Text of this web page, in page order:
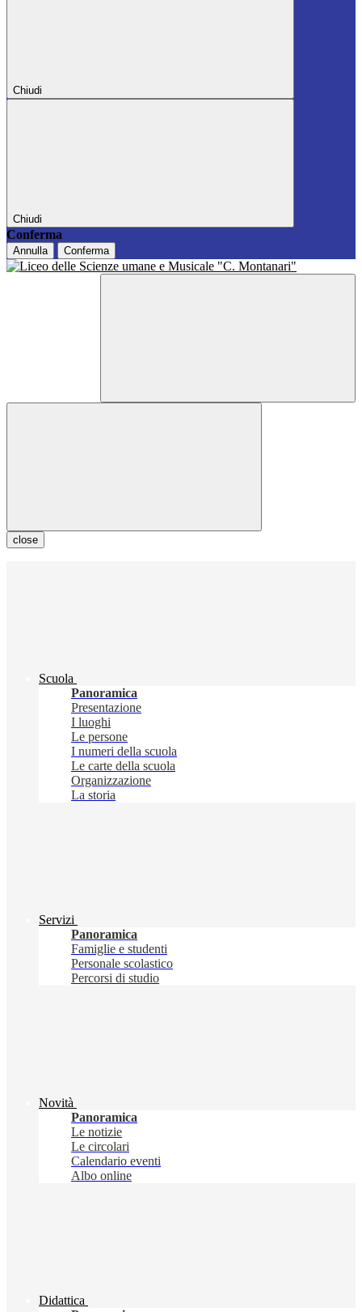
Chiudi
Chiudi
Conferma
Annulla Conferma
close
Scuola
Panoramica
Presentazione
I luoghi
Le persone
I numeri della scuola
Le carte della scuola
Organizzazione
La storia
Servizi
Panoramica
Famiglie e studenti
Personale scolastico
Percorsi di studio
Novità
Panoramica
Le notizie
Le circolari
Calendario eventi
Albo online
Didattica